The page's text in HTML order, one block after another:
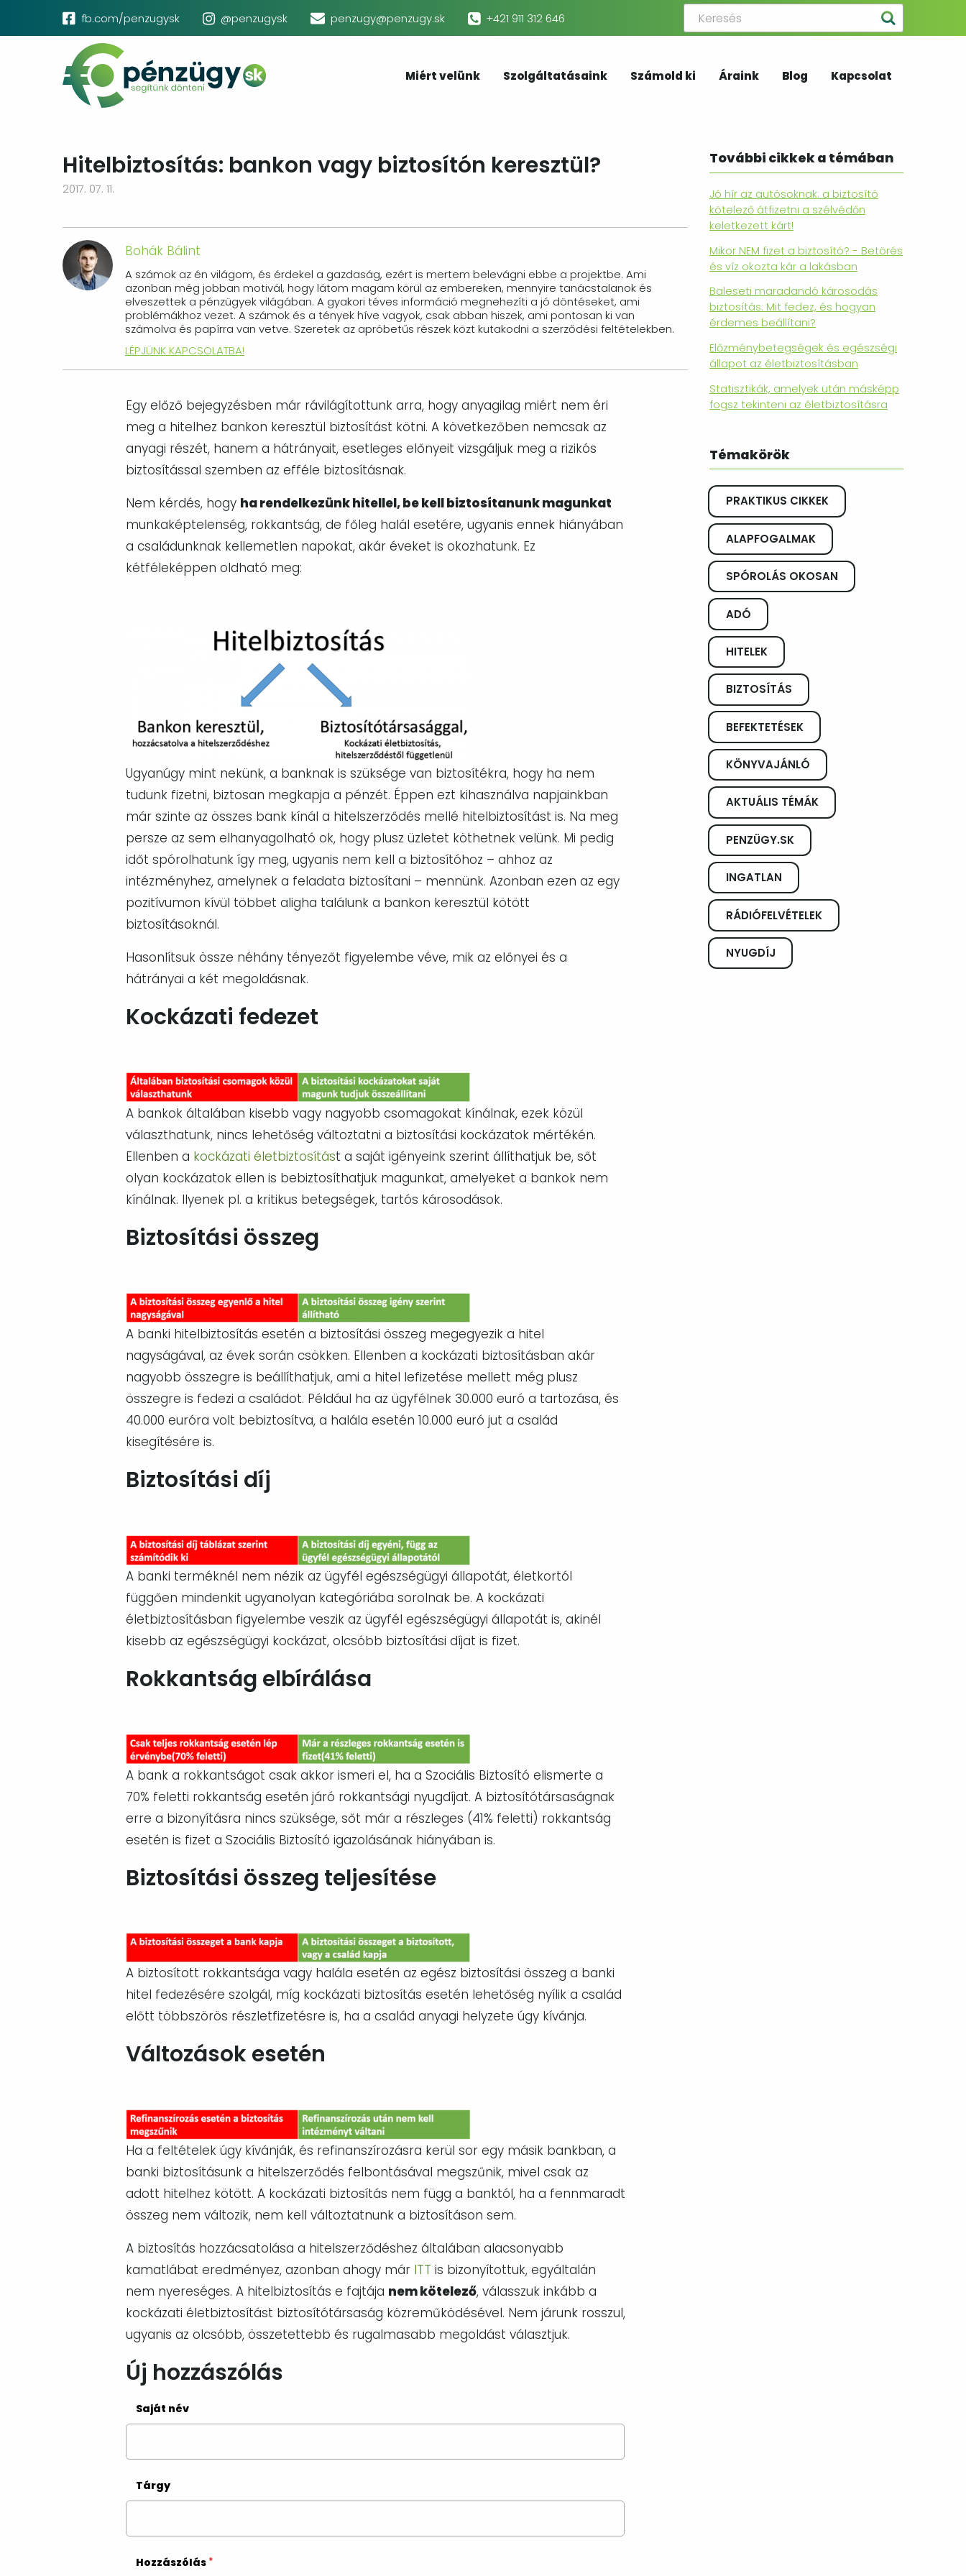
a
Social
menu
fb.com/penzugysk @penzugysk penzugy@penzugy.sk +421 911 312 646
navigation
Miért velünk Szolgáltatásaink Számold ki Áraink Blog Kapcsolat
Hitelbiztosítás: bankon vagy biztosítón keresztül?
2017. 07. 11.
Bohák Bálint
A számok az én világom, és érdekel a gazdaság, ezért is mertem belevágni ebbe a projektbe. Ami
azonban még jobban motivál, hogy látom magam körül az embereken, mennyire tanácstalanok és
elveszettek a pénzügyek világában. A gyakori téves információ megnehezíti a jó döntéseket, ami
problémákhoz vezet. A számok és a tények híve vagyok, csak abban hiszek, ami pontosan ki van
számolva és papírra van vetve. Szeretek az apróbetűs részek közt kutakodni a szerződési feltételekben.
LÉPJÜNK KAPCSOLATBA!
Egy előző bejegyzésben már rávilágítottunk arra, hogy anyagilag miért nem éri
meg a hitelhez bankon keresztül biztosítást kötni. A következőben nemcsak az
anyagi részét, hanem a hátrányait, esetleges előnyeit vizsgáljuk meg a rizikós
biztosítással szemben az efféle biztosításnak.
Nem kérdés, hogy ha rendelkezünk hitellel, be kell biztosítanunk magunkat
munkaképtelenség, rokkantság, de főleg halál esetére, ugyanis ennek hiányában
a családunknak kellemetlen napokat, akár éveket is okozhatunk. Ez
kétféleképpen oldható meg:
Ugyanúgy mint nekünk, a banknak is szüksége van biztosítékra, hogy ha nem
tudunk fizetni, biztosan megkapja a pénzét. Éppen ezt kihasználva napjainkban
már szinte az összes bank kínál a hitelszerződés mellé hitelbiztosítást is. Na meg
persze az sem elhanyagolható ok, hogy plusz üzletet köthetnek velünk. Mi pedig
időt spórolhatunk így meg, ugyanis nem kell a biztosítóhoz – ahhoz az
intézményhez, amelynek a feladata biztosítani – mennünk. Azonban ezen az egy
pozitívumon kívül többet aligha találunk a bankon keresztül kötött
biztosításoknál.
Hasonlítsuk össze néhány tényezőt figyelembe véve, mik az előnyei és a
hátrányai a két megoldásnak.
Kockázati fedezet
Image
A bankok általában kisebb vagy nagyobb csomagokat kínálnak, ezek közül
választhatunk, nincs lehetőség változtatni a biztosítási kockázatok mértékén.
Ellenben a kockázati életbiztosítást a saját igényeink szerint állíthatjuk be, sőt
olyan kockázatok ellen is bebiztosíthatjuk magunkat, amelyeket a bankok nem
kínálnak. Ilyenek pl. a kritikus betegségek, tartós károsodások.
Biztosítási összeg
Image
A banki hitelbiztosítás esetén a biztosítási összeg megegyezik a hitel
nagyságával, az évek során csökken. Ellenben a kockázati biztosításban akár
nagyobb összegre is beállíthatjuk, ami a hitel lefizetése mellett még plusz
összegre is fedezi a családot. Például ha az ügyfélnek 30.000 euró a tartozása, és
40.000 euróra volt bebiztosítva, a halála esetén 10.000 euró jut a család
kisegítésére is.
Biztosítási díj
Image
A banki terméknél nem nézik az ügyfél egészségügyi állapotát, életkortól
függően mindenkit ugyanolyan kategóriába sorolnak be. A kockázati
életbiztosításban figyelembe veszik az ügyfél egészségügyi állapotát is, akinél
kisebb az egészségügyi kockázat, olcsóbb biztosítási díjat is fizet.
Rokkantság elbírálása
Image
A bank a rokkantságot csak akkor ismeri el, ha a Szociális Biztosító elismerte a
70% feletti rokkantság esetén járó rokkantsági nyugdíjat. A biztosítótársaságnak
erre a bizonyításra nincs szüksége, sőt már a részleges (41% feletti) rokkantság
esetén is fizet a Szociális Biztosító igazolásának hiányában is.
Biztosítási összeg teljesítése
Image
A biztosított rokkantsága vagy halála esetén az egész biztosítási összeg a banki
hitel fedezésére szolgál, míg kockázati biztosítás esetén lehetőség nyílik a család
előtt többszörös részletfizetésre is, ha a család anyagi helyzete úgy kívánja.
Változások esetén
Image
Ha a feltételek úgy kívánják, és refinanszírozásra kerül sor egy másik bankban, a
banki biztosításunk a hitelszerződés felbontásával megszűnik, mivel csak az
adott hitelhez kötött. A kockázati biztosítás nem függ a banktól, ha a fennmaradt
összeg nem változik, nem kell változtatnunk a biztosításon sem.
A biztosítás hozzácsatolása a hitelszerződéshez általában alacsonyabb
kamatlábat eredményez, azonban ahogy már ITT is bizonyítottuk, egyáltalán
nem nyereséges. A hitelbiztosítás e fajtája nem kötelező, válasszuk inkább a
kockázati életbiztosítást biztosítótársaság közreműködésével. Nem járunk rosszul,
ugyanis az olcsóbb, összetettebb és rugalmasabb megoldást választjuk.
Új hozzászólás
Saját név
Tárgy
Hozzászólás
További cikkek a témában
Jó hír az autósoknak: a biztosító
kötelező átfizetni a szélvédőn
keletkezett kárt!
Mikor NEM fizet a biztosító? - Betörés
és víz okozta kár a lakásban
Baleseti maradandó károsodás
biztosítás: Mit fedez, és hogyan
érdemes beállítani?
Előzménybetegségek és egészségi
állapot az életbiztosításban
Statisztikák, amelyek után másképp
fogsz tekinteni az életbiztosításra
Témakörök
PRAKTIKUS CIKKEK
ALAPFOGALMAK
SPÓROLÁS OKOSAN
ADÓ
HITELEK
BIZTOSÍTÁS
BEFEKTETÉSEK
KÖNYVAJÁNLÓ
AKTUÁLIS TÉMÁK
PENZÜGY.SK
INGATLAN
RÁDIÓFELVÉTELEK
NYUGDÍJ